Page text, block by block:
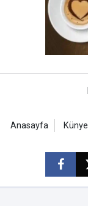
Anasayfa Künye